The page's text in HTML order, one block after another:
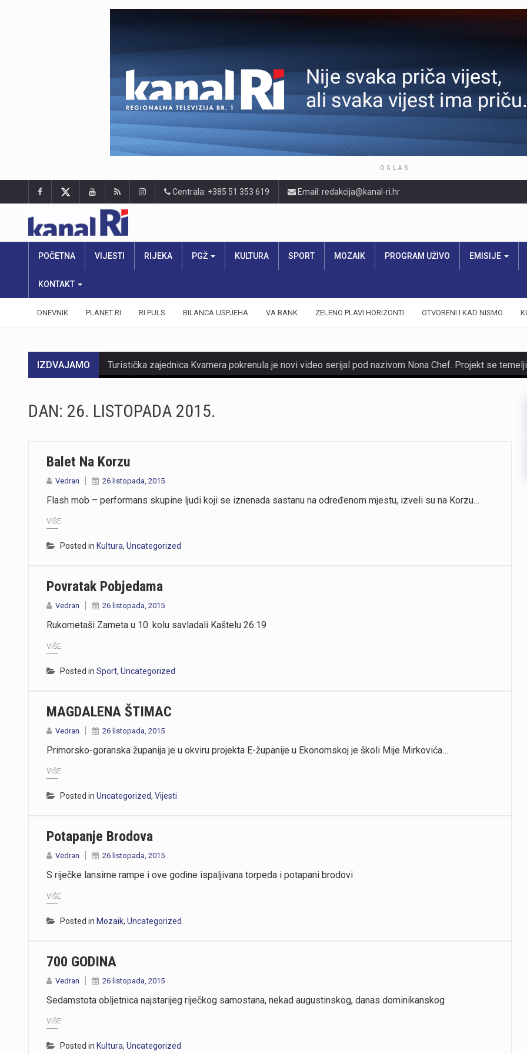
OGLAS
Centrala: +385 51 353 619 Email: redakcija@kanal-ri.hr
POČETNA VIJESTI RIJEKA PGŽ KULTURA SPORT MOZAIK PROGRAM UŽIVO EMISIJE
KONTAKT
DNEVNIK PLANET RI RI PULS BILANCA USPJEHA VA BANK ZELENO PLAVI HORIZONTI OTVORENI I KAD NISMO
IZDVAJAMO
DAN: 26. LISTOPADA 2015.
Balet Na Korzu
Vedran 26 listopada, 2015
Flash mob – performans skupine ljudi koji se iznenada sastanu na određenom mjestu, izveli su na Korzu…
VIŠE
Posted in Kultura, Uncategorized
Povratak Pobjedama
Vedran 26 listopada, 2015
Rukometaši Zameta u 10. kolu savladali Kaštelu 26:19
VIŠE
Posted in Sport, Uncategorized
MAGDALENA ŠTIMAC
Vedran 26 listopada, 2015
Primorsko-goranska županija je u okviru projekta E-županije u Ekonomskoj je školi Mije Mirkovića…
VIŠE
Posted in Uncategorized, Vijesti
Potapanje Brodova
Vedran 26 listopada, 2015
S riječke lansirne rampe i ove godine ispaljivana torpeda i potapani brodovi
VIŠE
Posted in Mozaik, Uncategorized
700 GODINA
Vedran 26 listopada, 2015
Sedamstota obljetnica najstarijeg riječkog samostana, nekad augustinskog, danas dominikanskog
VIŠE
Posted in Kultura, Uncategorized